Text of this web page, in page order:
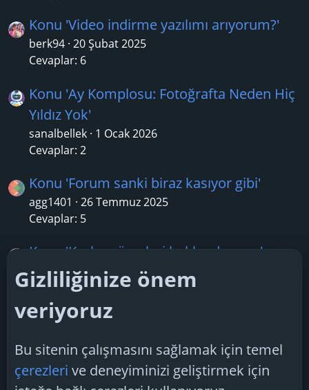
Konu 'Video indirme yazılımı arıyorum?'
berk94 20 Şubat 2025
Cevaplar: 6
Konu 'Ay Komplosu: Fotoğrafta Neden Hiç
Yıldız Yok'
sanalbellek 1 Ocak 2026
Cevaplar: 2
Konu 'Forum sanki biraz kasıyor gibi'
agg1401
26 Temmuz 2025
Cevaplar: 5
Konu 'Korku görevleri hakkında soru'
resul37 17 Ağustos 2025
Cevaplar: 0
Konu 'Sürekli 333 sayısını görüyorum bu
ne anlama geliyor?'
12 Aralık 2024
Cevaplar: 2
Gizliliğinize önem
veriyoruz
Bu sitenin çalışmasını sağlamak için temel
çerezleri ve deneyiminizi geliştirmek için